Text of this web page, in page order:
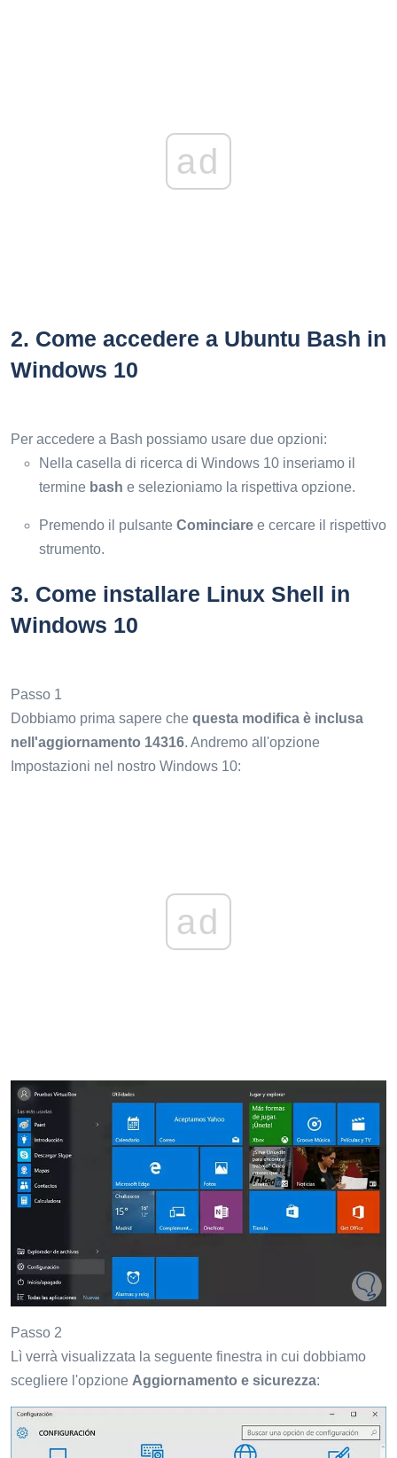
ad
2. Come accedere a Ubuntu Bash in
Windows 10
Per accedere a Bash possiamo usare due opzioni:
Nella casella di ricerca di Windows 10 inseriamo il
termine bash e selezioniamo la rispettiva opzione.
Premendo il pulsante Cominciare e cercare il rispettivo
strumento.
3. Come installare Linux Shell in
Windows 10
Passo 1
Dobbiamo prima sapere che questa modifica è inclusa
nell'aggiornamento 14316. Andremo all'opzione
Impostazioni nel nostro Windows 10:
ad
Passo 2
Lì verrà visualizzata la seguente finestra in cui dobbiamo
scegliere l'opzione Aggiornamento e sicurezza: